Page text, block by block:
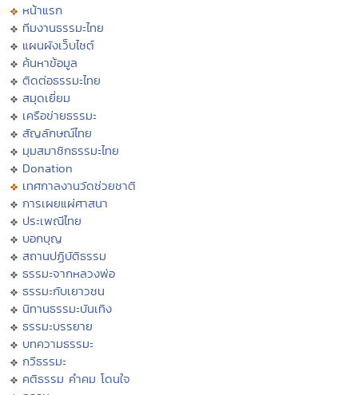
หน้าแรก
ทีมงานธรรมะไทย
แผนผังเว็บไซต์
ค้นหาข้อมูล
ติดต่อธรรมะไทย
สมุดเยี่ยม
เครือข่ายธรรมะ
สัญลักษณ์ไทย
มุมสมาชิกธรรมะไทย
Donation
เทศกาลงานวัดช่วยชาติ
การเผยแผ่ศาสนา
ประเพณีไทย
บอกบุญ
สถานปฏิบัติธรรม
ธรรมะจากหลวงพ่อ
ธรรมะกับเยาวชน
นิทานธรรมะบันเทิง
ธรรมะบรรยาย
บทความธรรมะ
กวีธรรมะ
คติธรรม คำคม โดนใจ